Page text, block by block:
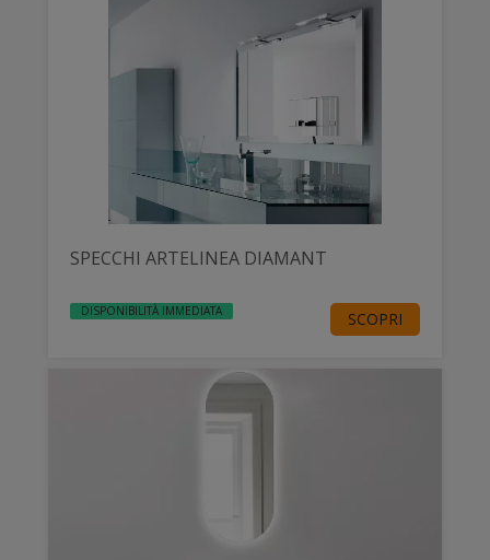
SPECCHI ARTELINEA DIAMANT
DISPONIBILITÀ IMMEDIATA SCOPRI